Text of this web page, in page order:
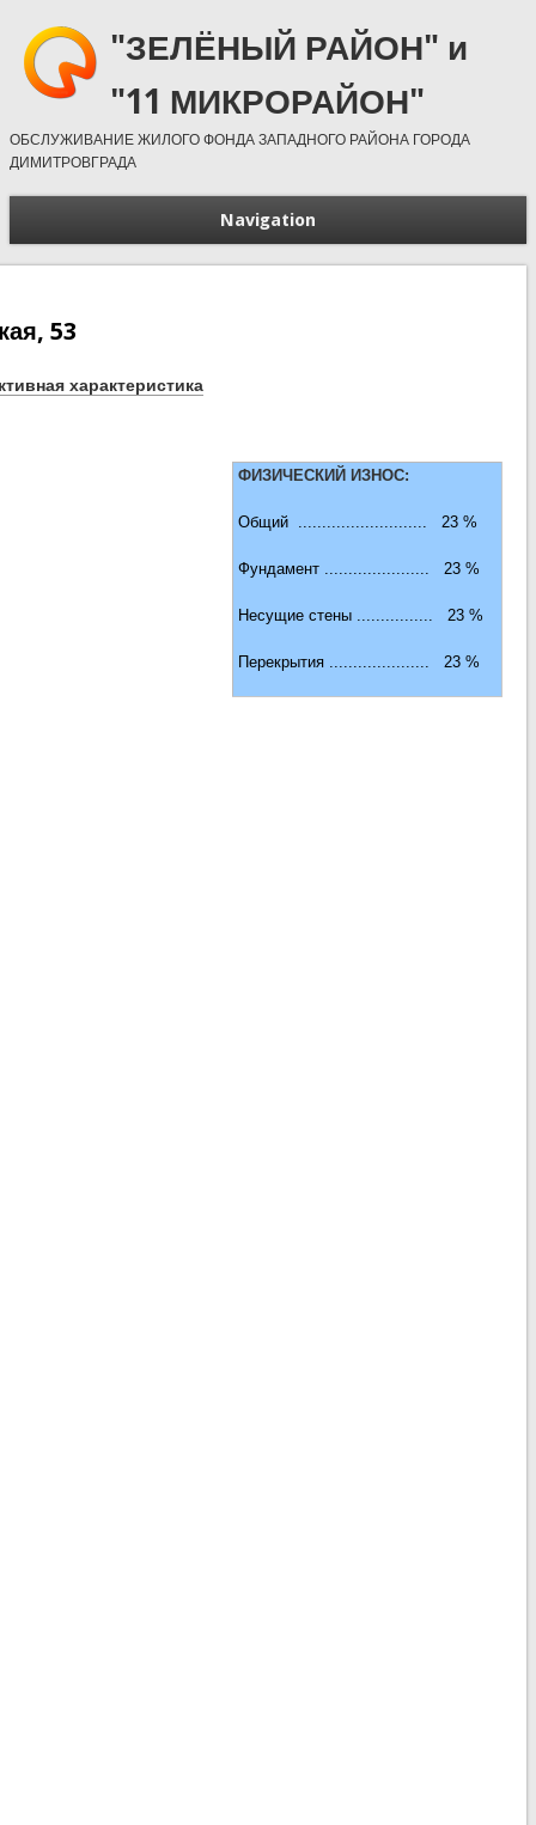
"ЗЕЛЁНЫЙ РАЙОН" и
"11 МИКРОРАЙОН"
ОБСЛУЖИВАНИЕ ЖИЛОГО ФОНДА ЗАПАДНОГО РАЙОНА ГОРОДА
ДИМИТРОВГРАДА
Navigation
53
характеристика
ФИЗИЧЕСКИЙ ИЗНОС:
Общий ........................... 23 %
Фундамент ...................... 23 %
Несущие стены ................ 23 %
Перекрытия ..................... 23 %